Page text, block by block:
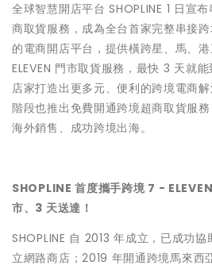
全球智慧開店平台 SHOPLINE 1 日宣
商取貨服務，成為全台首家完整串接
的電商開店平台，提供橫跨星、馬、
ELEVEN 門市取貨服務，最快 3 天就
店家打造出更多元、便利的跨境電商
階段也推出免費開通跨境超商取貨服
海外銷售、成功跨境出海。
SHOPLINE首度攜手跨境 7 -
市、3 天送達！
SHOPLINE 自 2013 年成立，已成功
立網路商店；2019 年開通跨境馬來西